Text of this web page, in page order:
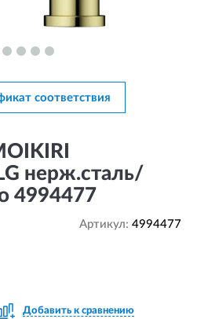
соответствия
нерж.сталь/
4994477
Артикул: 4994477
Добавить к сравнению